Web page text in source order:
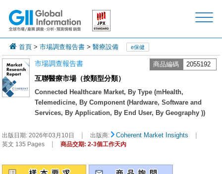
首頁 >市場調查報告書 >醫療設備 e保健
市場調查報告書 商品編碼 2055192
互聯醫療市場（按類型分類）
Connected Healthcare Market, By Type (mHealth,
Telemedicine, By Component (Hardware, Software and
Services, By Application, By End User, By Geography ))
出版日期:2026年03月10日 | 出版商: Coherent Market Insights |
英文 135 Pages | 商品交期: 2-3個工作天內